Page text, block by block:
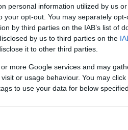
personal information utilized by us
your opt-out. You may separately
by third parties on the IAB’s list of
by us to third parties on the
it to other third parties.
more Google services and may
or usage behaviour. You may
to use your data for below
hagyományos
stb.), játszóházzal,
hatalmas légvár,